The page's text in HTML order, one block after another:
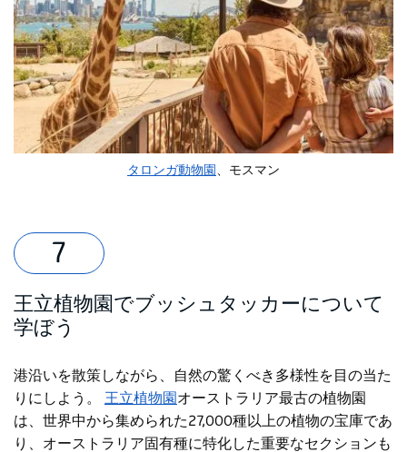
タロンガ動物園 、モスマン
王立植物園でブッシュタッカーについて
学ぼう
港沿いを散策しながら、自然の驚くべき多様性を目の当た
りにしよう。
王立植物園 オーストラリア最古の植物園
は、世界中から集められた27,000種以上の植物の宝庫であ
り、オーストラリア固有種に特化した重要なセクションも